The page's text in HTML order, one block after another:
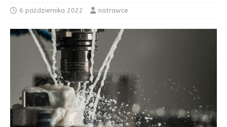
6 października 2022 natrawce